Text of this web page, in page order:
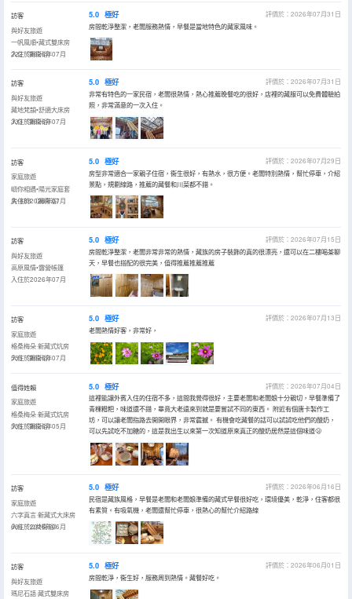
訪客
與好友旅遊
一帆風順•藏式雙床房
222（獨衞浴）
入住於2026年07月
5.0 極好
評價於：2026年07月31日
房間乾淨整潔，老闆服務熱情，早餐是當地特色的藏家風味。
訪客
與好友旅遊
藏地梵韻•舒適大床房
333（獨衞浴）
入住於2026年07月
5.0 極好
評價於：2026年07月31日
非常有特色的一家民宿，老闆很熱情，熱心推薦晚餐吃的很好，店裡的藏服可以免費體驗拍
照，非常滿意的一次入住。
訪客
家庭旅遊
嶼你相遇•陽光家庭套
房-888（獨衞浴）
入住於2026年07月
5.0 極好
評價於：2026年07月29日
房型非常適合一家親子住宿，衞生很好，有熱水，很方便。老闆特別熱情，幫忙停車，介紹
景點，規劃線路，推薦的藏餐和川菜都不錯。
訪客
與好友旅遊
高原風情•露營帳篷
入住於2026年07月
5.0 極好
評價於：2026年07月15日
房間乾淨整潔，老闆非常非常的熱情，藏族的房子裝飾的真的很漂亮，還可以在二樓喝茶聊
天，早餐也搭配的很完美，值得推薦推薦推薦
訪客
家庭旅遊
格桑梅朵·新藏式炕房
555（獨衞浴）
入住於2026年07月
5.0 極好
評價於：2026年07月13日
老闆熱情好客，非常好，
值得姓賴
家庭旅遊
格桑梅朵·新藏式炕房
555（獨衞浴）
入住於2026年05月
5.0 極好
評價於：2026年07月04日
這裡能讓外賓入住的住宿不多，這間我覺得很好，主要老闆和老闆娘十分親切，早餐準備了
青稞糌粑，味道還不錯，畢竟大老遠來到就是要嘗試不同的東西。 附近有個唐卡製作工
坊，可以讓老闆指路去開開眼界，非常震撼。 有機會吃藏餐的話可以試試吃他們的酸奶，
可以先試吃不加糖的，這是我出生以來第一次知道原來真正的酸奶居然是這個味道🫢
訪客
家庭旅遊
六字真言·新藏式大床房
666（公共衞浴）
入住於2026年06月
5.0 極好
評價於：2026年06月16日
民宿是藏族風格，早餐是老闆和老闆娘準備的藏式早餐很好吃，環境優美，乾淨，住客都很
有素質。有吸氧機，老闆還幫忙停車，很熱心的幫忙介紹路線
訪客
與好友旅遊
瑪尼石語·藏式雙床房
5.0 極好
評價於：2026年06月01日
房間乾淨，衞生好，服務周到熱情。藏餐好吃。